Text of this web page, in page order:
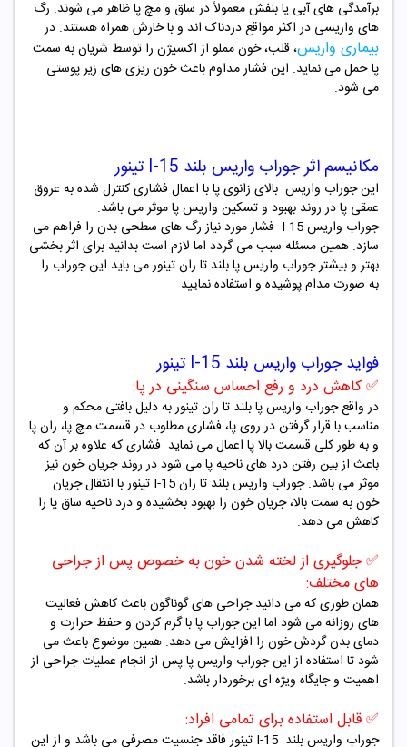
برآمدگی های آبی یا بنفش معمولاً در ساق و مچ پا ظاهر می شوند. رگ
های واریسی در اکثر مواقع دردناک اند و با خارش همراه هستند. در
بیماری واریس، قلب، خون مملو از اکسیژن را توسط شریان به سمت
پا حمل می نماید. این فشار مداوم باعث خون ریزی های زیر پوستی
می شود.
مکانیسم اثر جوراب واریس بلند I-15 تینور
این جوراب واریس بالای زانوی پا با اعمال فشاری کنترل شده به عروق
عمقی پا در روند بهبود و تسکین واریس پا موثر می باشد.
جوراب واریسI-15 فشار مورد نیاز رگ های سطحی بدن را فراهم می
سازد. همین مسئله سبب می گردد اما لازم است بدانید برای اثر بخشی
بهتر و بیشتر جوراب واریس پا بلند تا ران تینور می باید این جوراب را
به صورت مدام پوشیده و استفاده نمایید.
فواید جوراب واریس بلند I-15 تینور
✅کاهش درد و رفع احساس سنگینی در پا:
در واقع جوراب واریس پا بلند تا ران تینور به دلیل بافتی محکم و
مناسب با قرار گرفتن در روی پا، فشاری مطلوب در قسمت مچ پا، ران پا
و به طور کلی قسمت بالا پا اعمال می نماید. فشاری که علاوه بر آن که
باعث از بین رفتن درد های ناحیه پا می شود در روند جریان خون نیز
موثر می باشد. جوراب واریس بلند تا ران I-15 تینور با انتقال جریان
خون به سمت بالا، جریان خون را بهبود بخشیده و درد ناحیه ساق پا را
کاهش می دهد.
✅جلوگیری از لخته شدن خون به خصوص پس از جراحی
های مختلف:
همان طوری که می دانید جراحی های گوناگون باعث کاهش فعالیت
های روزانه می شود اما این جوراب پا با گرم کردن و حفظ حرارت و
دمای بدن گردش خون را افزایش می دهد. همین موضوع باعث می
شود تا استفاده از این جوراب واریس پا پس از انجام عملیات جراحی از
اهمیت و جایگاه ویژه ای برخوردار باشد.
✅قابل استفاده برای تمامی افراد:
جوراب واریس بلند I-15 تینور فاقد جنسیت مصرفی می باشد و از این